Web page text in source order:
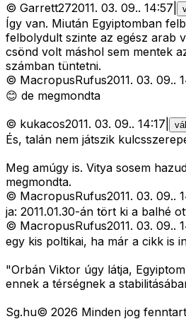
© Garrett272011. 03. 09.. 14:57
Így van. Miután Egyiptomban
felbolydult szinte az egész arab
csönd volt máshol sem mentek
számban tüntetni.
© MacropusRufus2011. 03. 09..
😊 de megmondta
© kukacos2011. 03. 09.. 14:17
És, talán nem játszik
Meg amúgy is. Vitya sosem
megmondta.
© MacropusRufus2011. 03. 09..
ja: 2011.01.30-án tört ki a balhé
© MacropusRufus2011. 03. 09..
egy kis poltikai, ha már a cikk is
"Orbán Viktor úgy látja,
ennek a térségnek a
Sg.hu© 2026 Minden jog